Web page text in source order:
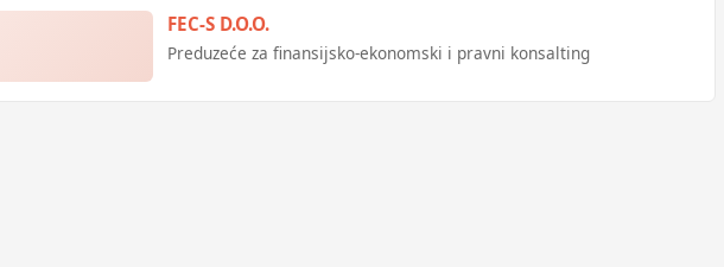
FEC-S D.O.O.
Preduzeće za finansijsko-ekonomski i pravni konsalting